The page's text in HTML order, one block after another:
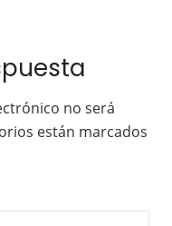
no será
están marcados